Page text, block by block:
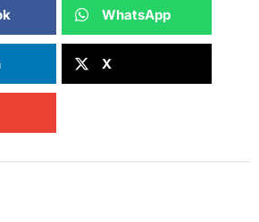
WhatsApp
X